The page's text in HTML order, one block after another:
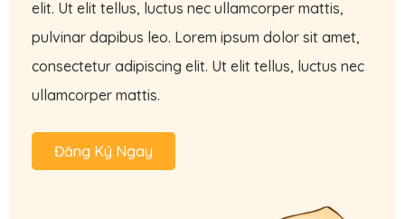
elit. Ut elit tellus, luctus nec ullamcorper mattis,
pulvinar dapibus leo. Lorem ipsum dolor sit amet,
consectetur adipiscing elit. Ut elit tellus, luctus nec
ullamcorper mattis.
Đăng Ký Ngay